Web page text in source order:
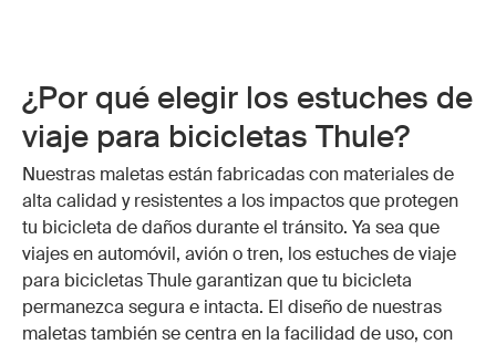
¿Por qué elegir los estuches de
viaje para bicicletas Thule?
Nuestras maletas están fabricadas con materiales de
alta calidad y resistentes a los impactos que protegen
tu bicicleta de daños durante el tránsito. Ya sea que
viajes en automóvil, avión o tren, los estuches de viaje
para bicicletas Thule garantizan que tu bicicleta
permanezca segura e intacta. El diseño de nuestras
maletas también se centra en la facilidad de uso, con